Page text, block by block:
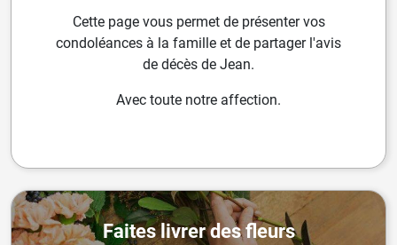
Cette page vous permet de présenter vos
condoléances à la famille et de partager l'avis
de décès de Jean.
Avec toute notre affection.
Faites livrer des fleurs